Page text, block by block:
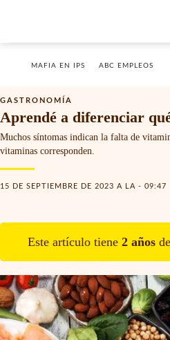
MAFIA EN IPS ABC EMPLEOS
GASTRONOMÍA
Aprendé a diferenciar
Muchos síntomas indican la falta de
vitaminas corresponden.
15 DE SEPTIEMBRE DE 2023 A LA - 09:47
Este artículo tiene 2 años